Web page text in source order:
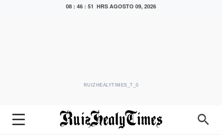
08 : 46 : 51 HRS AGOSTO 09, 2026
RUIZHEALYTIMES_T_0